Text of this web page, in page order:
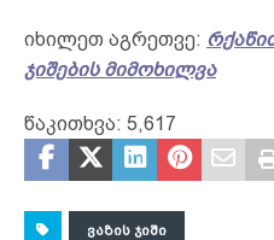
იხილეთ აგრეთვე:
ჯიშების მიმოხილვა
წაკითხვა: 5,617
ᲕᲐᲖᲘᲡ ᲯᲘᲨᲘ